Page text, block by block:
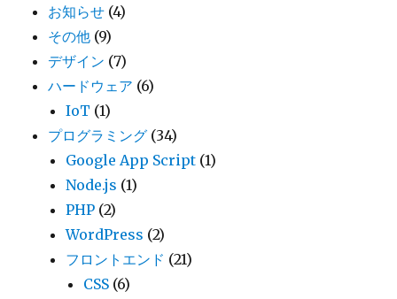
お知らせ (4)
その他 (9)
デザイン (7)
ハードウェア (6)
IoT (1)
プログラミング (34)
Google App Script (1)
Node.js (1)
PHP (2)
WordPress (2)
フロントエンド (21)
CSS (6)